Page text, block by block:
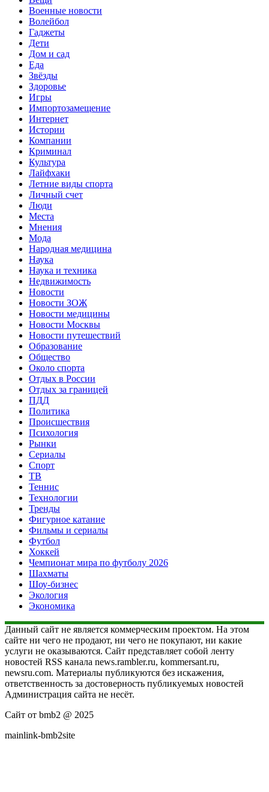
Военные новости
Волейбол
Гаджеты
Дети
Дом и сад
Еда
Звёзды
Здоровье
Игры
Импортозамещение
Интернет
Истории
Компании
Криминал
Культура
Лайфхаки
Летние виды спорта
Личный счет
Люди
Места
Мнения
Мода
Народная медицина
Наука
Наука и техника
Недвижимость
Новости
Новости ЗОЖ
Новости медицины
Новости Москвы
Новости путешествий
Образование
Общество
Около спорта
Отдых в России
Отдых за границей
ПДД
Политика
Происшествия
Психология
Рынки
Сериалы
Спорт
ТВ
Теннис
Технологии
Тренды
Фигурное катание
Фильмы и сериалы
Футбол
Хоккей
Чемпионат мира по футболу 2026
Шахматы
Шоу-бизнес
Экология
Экономика
Данный сайт не является коммерческим проектом. На этом
сайте ни чего не продают, ни чего не покупают, ни какие
услуги не оказываются. Сайт представляет собой ленту
новостей RSS канала news.rambler.ru, kommersant.ru,
newsru.com. Материалы публикуются без искажения,
ответственность за достоверность публикуемых новостей
Администрация сайта не несёт.
Сайт от bmb2 @ 2025
mainlink-bmb2site